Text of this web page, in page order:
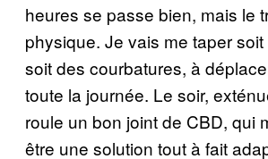
heures se passe bien, mais le
physique. Je vais me taper
soit des courbatures, à
toute la journée. Le soir,
roule un bon joint de CBD, qui
être une solution tout à fait